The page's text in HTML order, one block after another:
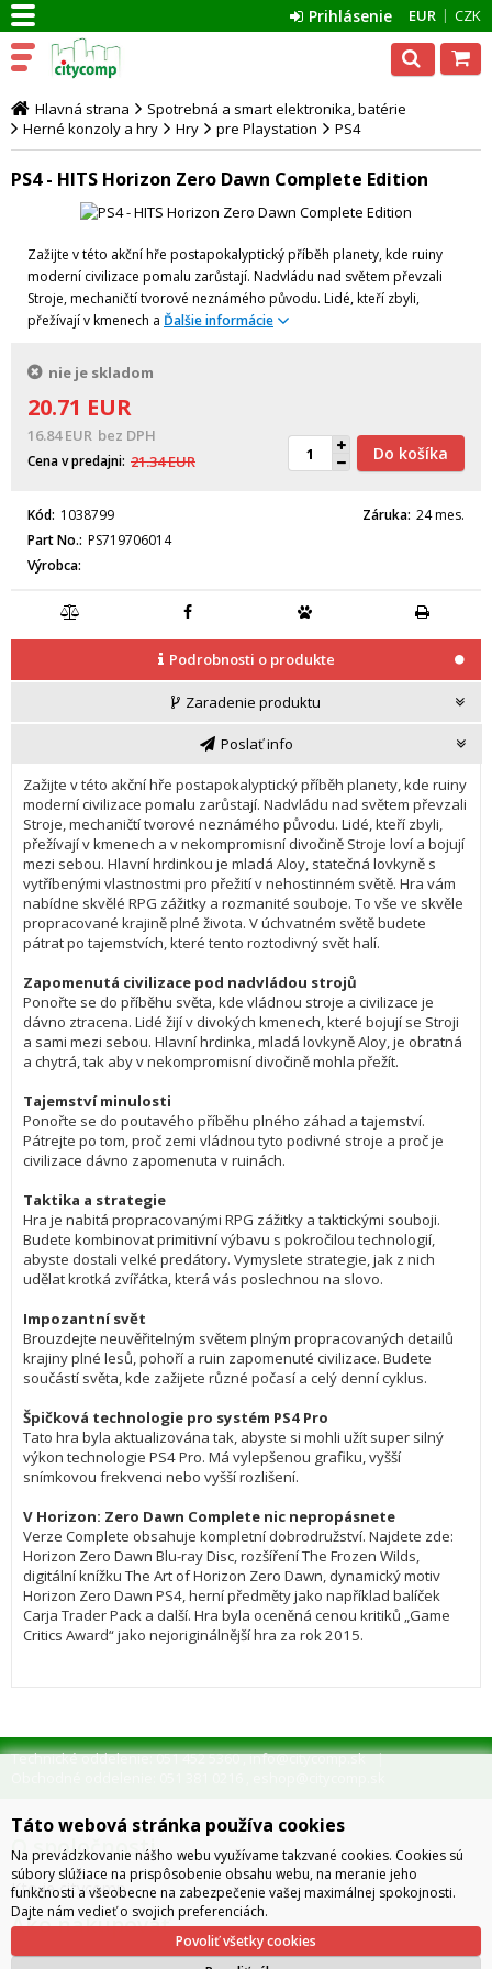
EUR CZK
Prihlásenie
Hlavná strana
Spotrebná a smart elektronika, batérie
Herné konzoly a hry
Hry pre Playstation PS4
PS4 - HITS Horizon Zero Dawn Complete Edition
Zažijte v této akční hře postapokalyptický příběh planety, kde ruiny
moderní civilizace pomalu zarůstají. Nadvládu nad světem převzali
Stroje, mechaničtí tvorové neznámého původu. Lidé, kteří zbyli,
přežívají v kmenech a Ďalšie informácie
nie je skladom
20.71 EUR
16.84EUR bez DPH
Cena v predajni 21.34EUR Do košíka
Kód 1038799
Part No. PS719706014
Výrobca
Záruka 24 mes.
Podrobnosti o produkte
Zaradenie produktu
Poslať info
Zažijte v této akční hře postapokalyptický příběh planety, kde ruiny
moderní civilizace pomalu zarůstají. Nadvládu nad světem převzali
Stroje, mechaničtí tvorové neznámého původu. Lidé, kteří zbyli,
přežívají v kmenech a v nekompromisní divočině Stroje loví a bojují
mezi sebou. Hlavní hrdinkou je mladá Aloy, statečná lovkyně s
vytříbenými vlastnostmi pro přežití v nehostinném světě. Hra vám
nabídne skvělé RPG zážitky a rozmanité souboje. To vše ve skvěle
propracované krajině plné života. V úchvatném světě budete
pátrat po tajemstvích, které tento roztodivný svět halí.
Zapomenutá civilizace pod nadvládou strojů
Ponořte se do příběhu světa, kde vládnou stroje a civilizace je
dávno ztracena. Lidé žijí v divokých kmenech, které bojují se Stroji
a sami mezi sebou. Hlavní hrdinka, mladá lovkyně Aloy, je obratná
a chytrá, tak aby v nekompromisní divočině mohla přežít.
Tajemství minulosti
Ponořte se do poutavého příběhu plného záhad a tajemství.
Pátrejte po tom, proč zemi vládnou tyto podivné stroje a proč je
civilizace dávno zapomenuta v ruinách.
Taktika a strategie
Hra je nabitá propracovanými RPG zážitky a taktickými souboji.
Budete kombinovat primitivní výbavu s pokročilou technologií,
abyste dostali velké predátory. Vymyslete strategie, jak z nich
udělat krotká zvířátka, která vás poslechnou na slovo.
Impozantní svět
Brouzdejte neuvěřitelným světem plným propracovaných detailů
krajiny plné lesů, pohoří a ruin zapomenuté civilizace. Budete
součástí světa, kde zažijete různé počasí a celý denní cyklus.
Špičková technologie pro systém PS4 Pro
Tato hra byla aktualizována tak, abyste si mohli užít super silný
výkon technologie PS4 Pro. Má vylepšenou grafiku, vyšší
snímkovou frekvenci nebo vyšší rozlišení.
V Horizon: Zero Dawn Complete nic nepropásnete
Verze Complete obsahuje kompletní dobrodružství. Najdete zde:
Horizon Zero Dawn Blu-ray Disc, rozšíření The Frozen Wilds,
digitální knížku The Art of Horizon Zero Dawn, dynamický motiv
Horizon Zero Dawn PS4, herní předměty jako například balíček
Carja Trader Pack a další. Hra byla oceněná cenou kritiků „Game
Critics Award“ jako nejoriginálnější hra za rok 2015.
Technické oddelenie: 051 452 5360,info@citycomp.sk
O spoločnosti
Kto je citycomp
Ako nakupovať
Táto webová stránka používa cookies
Na prevádzkovanie nášho webu využívame takzvané cookies. Cookies sú
súbory slúžiace na prispôsobenie obsahu webu, na meranie jeho
funkčnosti a všeobecne na zabezpečenie vašej maximálnej spokojnosti.
Dajte nám vedieť o svojich preferenciách.
Povoliť všetky cookies